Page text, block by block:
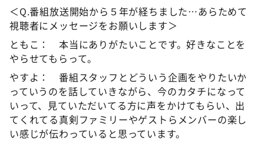
＜Q.番組放送開始から５年が経ちました…あらためて
視聴者にメッセージをお願いします＞
ともこ： 本当にありがたいことです。好きなことを
やらせてもらって。
やすよ： 番組スタッフとどういう企画をやりたいか
っていうのを話していきながら、今のカタチになって
いって、見ていただいてる方に声をかけてもらい、出
てくれてる真剣ファミリーやゲストらメンバーの楽し
い感じが伝わっていると思っています。